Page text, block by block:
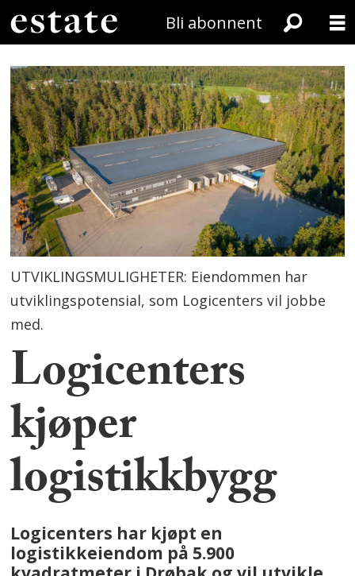
Bli abonnent
UTVIKLINGSMULIGHETER: Eiendommen har
utviklingspotensial, som Logicenters vil jobbe
med.
Logicenters
kjøper
logistikkbygg
Logicenters har kjøpt en
logistikkeiendom på 5.900